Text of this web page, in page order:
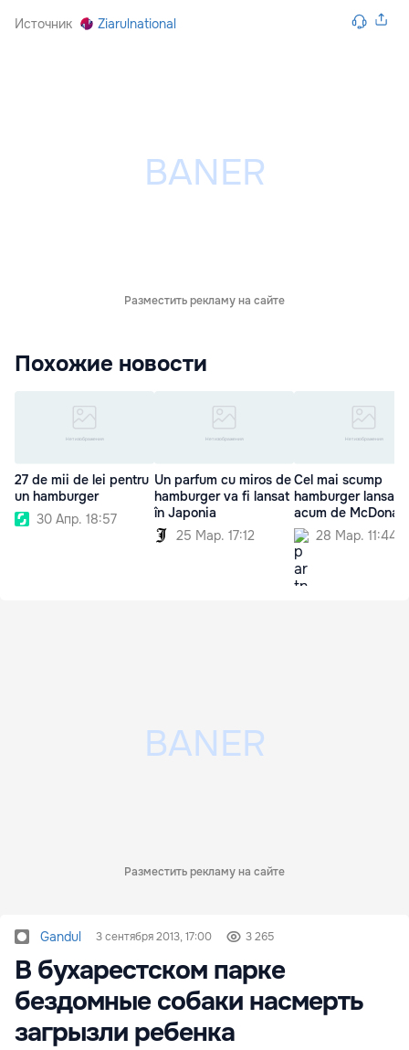
Источник Ziarulnational
Разместить рекламу на сайте
Похожие новости
27 de mii de lei pentru
un hamburger
30 Апр. 18:57
Un parfum cu miros de
hamburger va fi lansat
în Japonia
25 Мар. 17:12
Cel mai scump
hamburger lansat
acum de
28 Мар. 11:44
Разместить рекламу на сайте
Gandul 3 сентября 2013, 17:00 3 265
В бухарестском парке
бездомные собаки насмерть
загрызли ребенка